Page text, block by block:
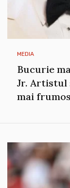
MEDIA
Bucurie
Jr. Artistul
mai